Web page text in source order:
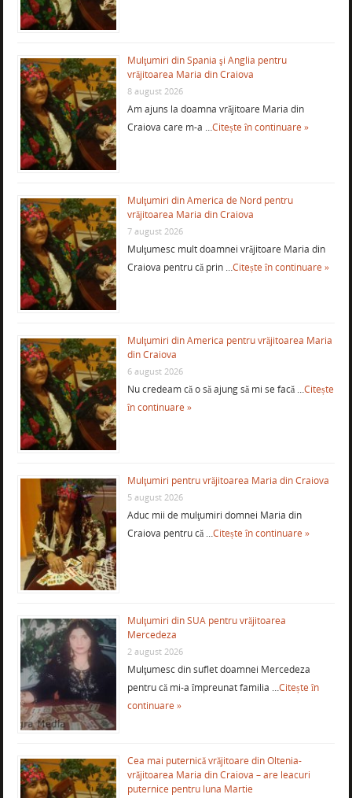
Mulţumiri din Spania şi Anglia pentru
vrăjitoarea Maria din Craiova
8 august 2026
Am ajuns la doamna vrăjitoare Maria din
Craiova care m-a …Citește în continuare »
Mulţumiri din America de Nord pentru
vrăjitoarea Maria din Craiova
7 august 2026
Mulţumesc mult doamnei vrăjitoare Maria din
Craiova pentru că prin …Citește în continuare »
Mulţumiri din America pentru vrăjitoarea Maria
din Craiova
6 august 2026
Nu credeam că o să ajung să mi se facă …Citește
în continuare »
Mulţumiri pentru vrăjitoarea Maria din Craiova
5 august 2026
Aduc mii de mulţumiri domnei Maria din
Craiova pentru că …Citește în continuare »
Mulţumiri din SUA pentru vrăjitoarea
Mercedeza
2 august 2026
Mulţumesc din suflet doamnei Mercedeza
pentru că mi-a împreunat familia …Citește în
continuare »
Cea mai puternică vrăjitoare din Oltenia-
vrăjitoarea Maria din Craiova – are leacuri
puternice pentru luna Martie